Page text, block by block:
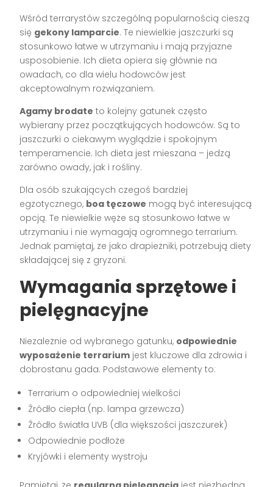
Wśród terrarystów szczególną popularnością cieszą
się gekony lamparcie. Te niewielkie jaszczurki są
stosunkowo łatwe w utrzymaniu i mają przyjazne
usposobienie. Ich dieta opiera się głównie na
owadach, co dla wielu hodowców jest
akceptowalnym rozwiązaniem.
Agamy brodate to kolejny gatunek często
wybierany przez początkujących hodowców. Są to
jaszczurki o ciekawym wyglądzie i spokojnym
temperamencie. Ich dieta jest mieszana – jedzą
zarówno owady, jak i rośliny.
Dla osób szukających czegoś bardziej
egzotycznego, boa tęczowe mogą być interesującą
opcją. Te niewielkie węże są stosunkowo łatwe w
utrzymaniu i nie wymagają ogromnego terrarium.
Jednak pamiętaj, że jako drapieżniki, potrzebują diety
składającej się z gryzoni.
Wymagania sprzętowe i
pielęgnacyjne
Niezależnie od wybranego gatunku, odpowiednie
wyposażenie terrarium jest kluczowe dla zdrowia i
dobrostanu gada. Podstawowe elementy to:
Terrarium o odpowiedniej wielkości
Źródło ciepła (np. lampa grzewcza)
Źródło światła UVB (dla większości jaszczurek)
Odpowiednie podłoże
Kryjówki i elementy wystroju